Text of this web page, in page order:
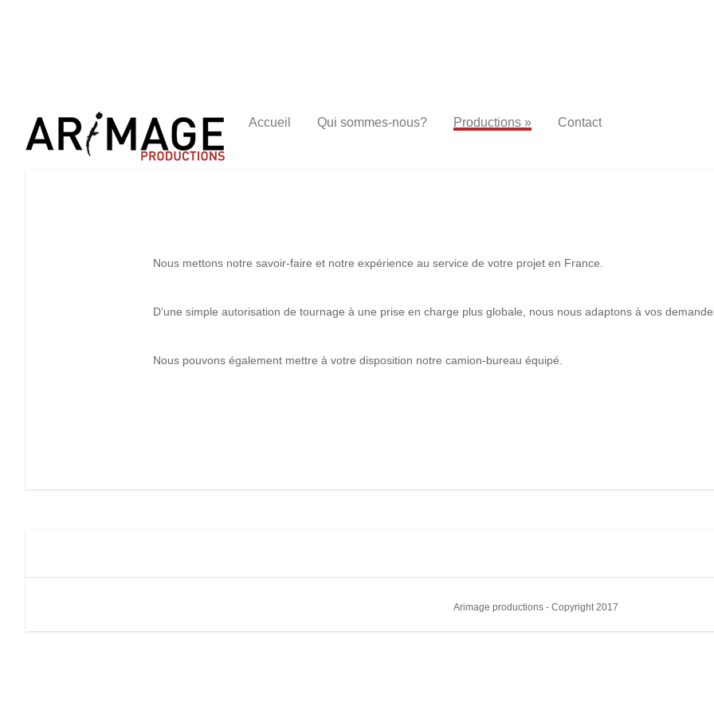
Accueil Qui sommes-nous? Productions » Contact
Nous mettons notre savoir-faire et notre expérience au service de votre projet en France.
D’une simple autorisation de tournage à une prise en charge plus globale, nous nous adaptons à vos
Nous pouvons également mettre à votre disposition notre camion-bureau équipé.
Arimage productions - Copyright 2017